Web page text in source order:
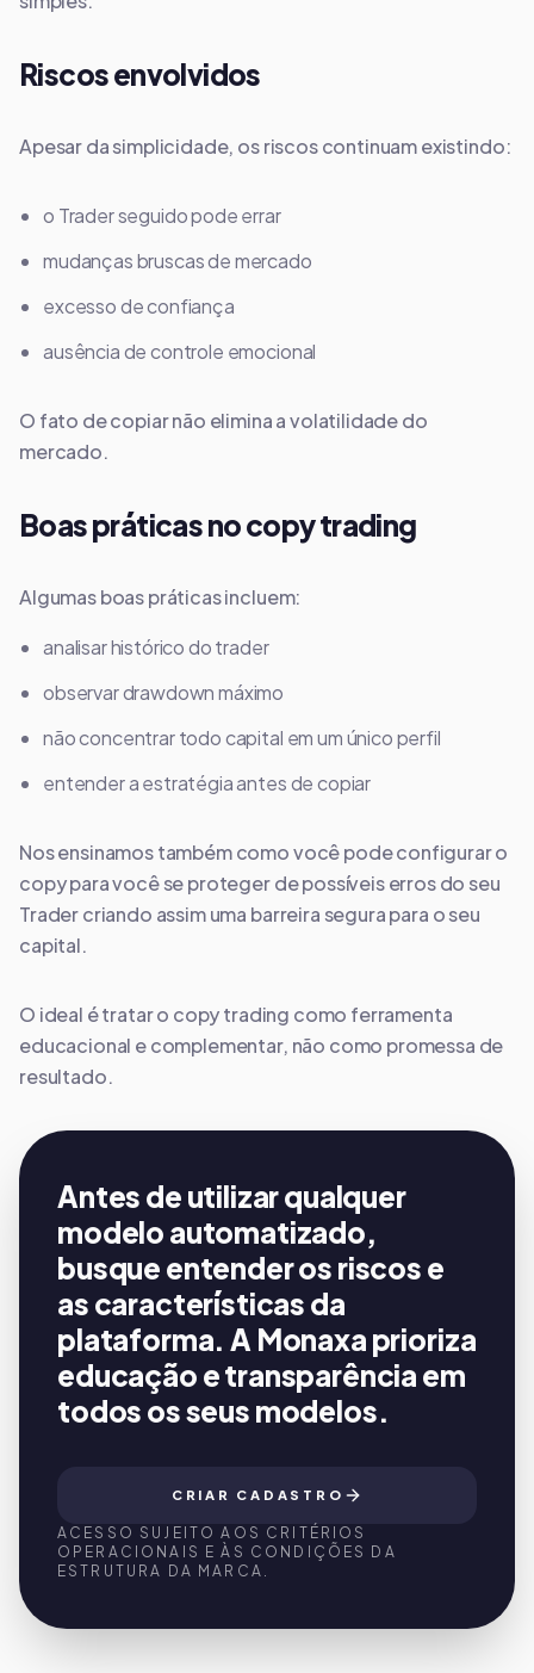
Riscos envolvidos
Apesar da simplicidade, os riscos continuam existindo:
o Trader seguido pode errar
mudanças bruscas de mercado
excesso de confiança
ausência de controle emocional
O fato de copiar não elimina a volatilidade do
mercado.
Boas práticas no copy trading
Algumas boas práticas incluem:
analisar histórico do trader
observar drawdown máximo
não concentrar todo capital em um único perfil
entender a estratégia antes de copiar
Nos ensinamos também como você pode configurar o
copy para você se proteger de possíveis erros do seu
Trader criando assim uma barreira segura para o seu
capital.
O ideal é tratar o copy trading como ferramenta
educacional e complementar, não como promessa de
resultado.
Antes de utilizar qualquer
modelo automatizado,
busque entender os riscos e
as características da
plataforma. A Monaxa prioriza
educação e transparência em
todos os seus modelos.
CRIAR CADASTRO
ACESSO SUJEITO AOS CRITÉRIOS
OPERACIONAIS E ÀS CONDIÇÕES DA
ESTRUTURA DA MARCA.